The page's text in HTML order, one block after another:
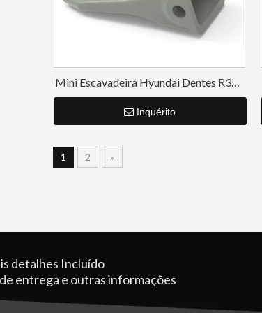
Mini Escavadeira Hyundai Dentes R350
61NA-31310RC
Inquérito
1 2 »
detalhes Incluído
entrega e outras informações